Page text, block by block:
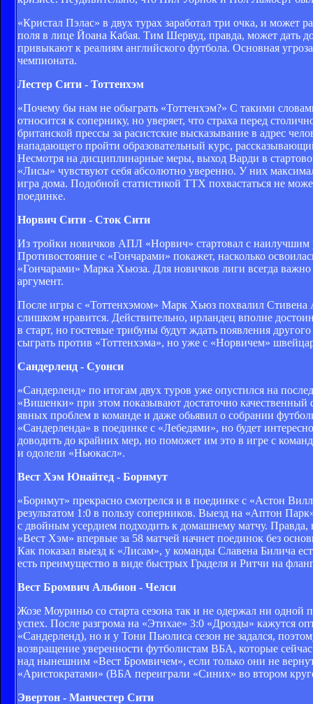
«Кристал Пэлас» в двух турах заработал три очка, и может
поля в лице Йоана Кабая. Тим Шервуд, правда, может дать
привыкают к реалиям английского футбола. Основная
чемпионата.
Лестер Сити - Тоттенхэм
«Почему бы нам не обыграть «Тоттенхэм?» С такими
относится к сопернику, но уверяет, что страха перед
британской прессы за расистские высказывание в адрес
нападающего пройти образовательный курс,
Несмотря на дисциплинарные меры, выход Варди в
«Лисы» чувствуют себя абсолютно уверенно. У них
игра дома. Подобной статистикой ТТХ похвастаться не
поединке.
Норвич Сити - Сток Сити
Из тройки новичков АПЛ «Норвич» стартовал с наилучшим
Противостояние с «Гончарами» покажет, насколько
«Гончарами» Марка Хьюза. Для новичков лиги всегда
аргумент.
После игры с «Тоттенхэмом» Марк Хьюз похвалил Стивена
слишком нравится. Действительно, ирландец вполне
в старт, но гостевые трибуны будут ждать появления
сыграть против «Тоттенхэма», но уже с «Норвичем»
Сандерленд - Суонси
«Сандерленд» по итогам двух туров уже опустился на
«Вишенки» при этом показывают достаточно
явных проблем в команде и даже обьявил о собрании
«Сандерленда» в поединке с «Лебедями», но будет
доводить до крайних мер, но поможет им это в игре с
и одолели «Ньюкасл».
Вест Хэм Юнайтед - Борнмут
«Борнмут» прекрасно смотрелся и в поединке с «Астон
результатом 1:0 в пользу соперников. Выезд на «Аптон
с двойным усердием подходить к домашнему матчу. Правда,
«Вест Хэм» впервые за 58 матчей начнет поединок без
Как показал выезд к «Лисам», у команды Славена Билича
есть преимущество в виде быстрых Граделя и Ритчи на
Вест Бромвич Альбион - Челси
Жозе Моуриньо со старта сезона так и не одержал ни
успех. После разгрома на «Этихае» 3:0 «Дрозды» кажутся
«Сандерленд), но и у Тони Пьюлиса сезон не задался,
возвращение уверенности футболистам ВБА, которые
над нынешним «Вест Бромвичем», если только они не
«Аристократами» (ВБА переиграли «Синих» во втором
Эвертон - Манчестер Сити